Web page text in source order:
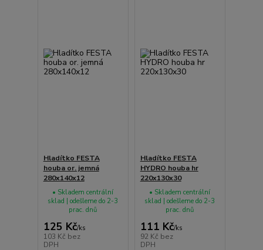
Hladítko FESTA
houba or. jemná
280x140x12
125 Kč/ks
103 Kč bez
DPH
• Skladem centrální
sklad | odešleme do 2-3
prac. dnů
Hladítko FESTA
HYDRO houba hr
220x130x30
111 Kč/ks
92 Kč bez
DPH
• Skladem centrální
sklad | odešleme do 2-3
prac. dnů